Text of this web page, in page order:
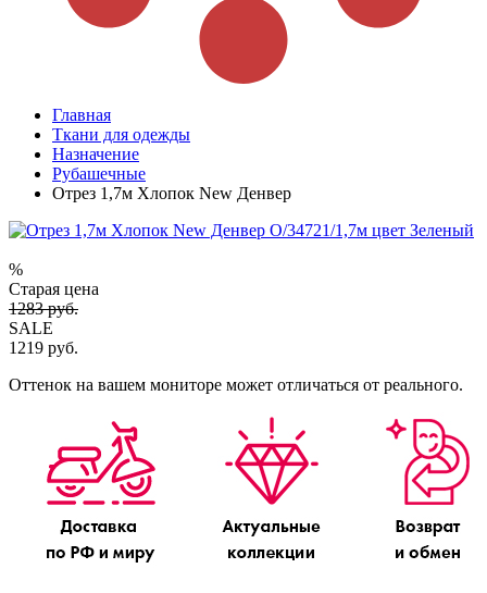
Главная
Ткани для одежды
Назначение
Рубашечные
Отрез 1,7м Хлопок New Денвер
%
Старая цена
1283 руб.
SALE
1219 руб.
Оттенок на вашем мониторе может отличаться от реального.